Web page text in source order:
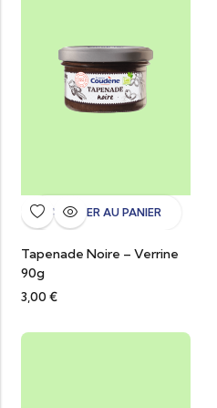
AJOUTER AU PANIER
Tapenade Noire – Verrine
90g
3,00 €